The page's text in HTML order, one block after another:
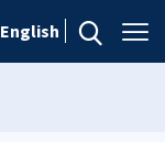
English